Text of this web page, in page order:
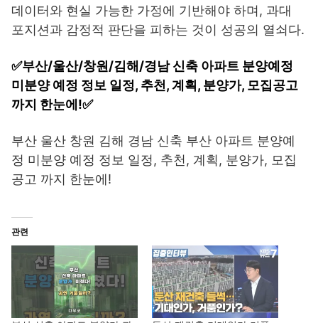
데이터와 현실 가능한 가정에 기반해야 하며, 과대
포지션과 감정적 판단을 피하는 것이 성공의 열쇠다.
✅부산/울산/창원/김해/경남 신축 아파트 분양예정
미분양 예정 정보 일정, 추천, 계획, 분양가, 모집공고
까지 한눈에!✅
부산 울산 창원 김해 경남 신축 부산 아파트 분양예
정 미분양 예정 정보 일정, 추천, 계획, 분양가, 모집
공고 까지 한눈에!
관련